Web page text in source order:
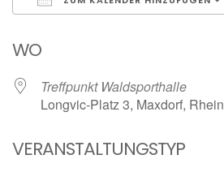
WO
Treffpunkt Waldsporthalle
Longvic-Platz 3, Maxdorf,
VERANSTALTUNGSTYP